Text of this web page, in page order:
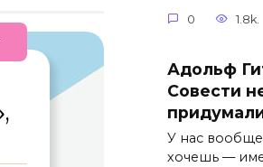
0 1.8k.
Адольф
Совести
У нас вообще
хочешь —